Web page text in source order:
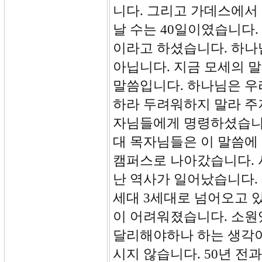
니다. 그리고 가데스에
날 수는 40일이였습니다
이라고 하셨습니다. 하
아닙니다. 지금 모세의
말씀입니다. 하나님은
하라 두려워하지 말라
자님들에게 명령하셨습
대 목자님들은 이 말씀
캠퍼스로 나아갔습니다.
난 역사가 일어났습니다
세대 3세대로 넘어오고
이 어려워졌습니다. 소
달리해야하나 하는 생각
시지 않습니다. 50년 전